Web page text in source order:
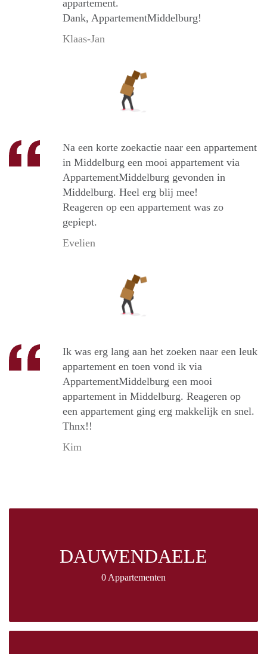
appartement.
Dank, AppartementMiddelburg!
Klaas-Jan
Na een korte zoekactie naar een appartement
in Middelburg een mooi appartement via
AppartementMiddelburg gevonden in
Middelburg. Heel erg blij mee!
Reageren op een appartement was zo
gepiept.
Evelien
Ik was erg lang aan het zoeken naar een leuk
appartement en toen vond ik via
AppartementMiddelburg een mooi
appartement in Middelburg. Reageren op
een appartement ging erg makkelijk en snel.
Thnx!!
Kim
DAUWENDAELE
0 Appartementen